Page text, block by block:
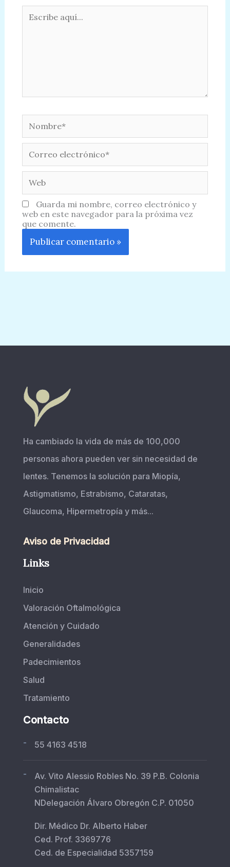
aquí...
electrónico*
Guarda mi nombre, correo electrónico y
web en este navegador para la próxima vez
que comente.
Ha cambiado la vida de más de 100,000
personas ahora pueden ver sin necesidad de
lentes. Tenemos la solución para Miopía,
Astigmatismo, Estrabismo, Cataratas,
Glaucoma, Hipermetropía y más...
Aviso de Privacidad
Links
Inicio
Valoración Oftalmológica
Atención y Cuidado
Generalidades
Padecimientos
Salud
Tratamiento
Contacto
- 55 4163 4518
-
Av. Vito Alessio Robles No. 39 P.B. Colonia
Chimalistac
NDelegación Álvaro Obregón C.P. 01050
Dir. Médico Dr. Alberto Haber
Ced. Prof. 3369776
Ced. de Especialidad 5357159